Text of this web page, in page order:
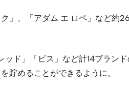
」、「アダム エ ロペ」など約
ド」「ビス」など計14ブラン
貯めることができるように。